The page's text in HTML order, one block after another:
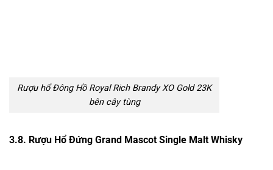
Rượu hổ Đông Hồ Royal Rich Brandy XO Gold 23K
bên cây tùng
3.8. Rượu Hổ Đứng Grand Mascot Single Malt Whisky